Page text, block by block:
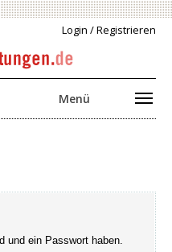
Login / Registrieren
Menü
und ein Passwort haben.